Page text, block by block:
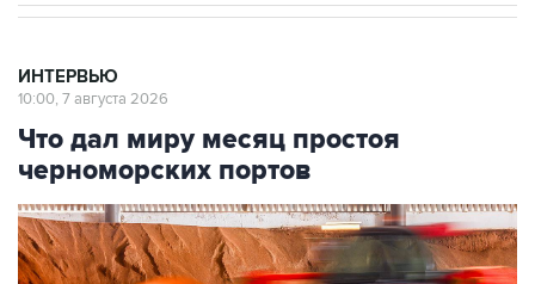
ИНТЕРВЬЮ
10:00, 7 августа 2026
Что дал миру месяц простоя
черноморских портов